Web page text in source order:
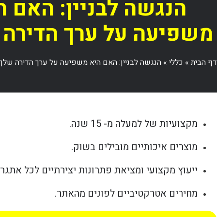
הנגשה לבניין: האם
משפיעה על ערך
דף הבית» כללי » הנגשה לבניין: האם היא משפיעה על ערך הדירה
מקצועיות של למעלה מ- 15 שנה.
מוצרים איכותיים מובילים בשוק.
ייעוץ מקצועי ומציאת פתרונות יצירתיים לכל
מחירים אטרקטיביים לפונים מהאתר.